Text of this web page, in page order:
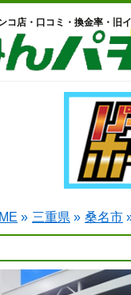
コ店・口コミ・換金率・旧
» 三重県 » 桑名市